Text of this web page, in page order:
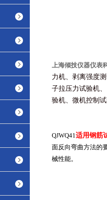
上海倾技仪器仪表
力机、剥离强度
子拉压力试验机
验机、微机控制
QJWQ41适用钢筋
面反向弯曲方法的
械性能。